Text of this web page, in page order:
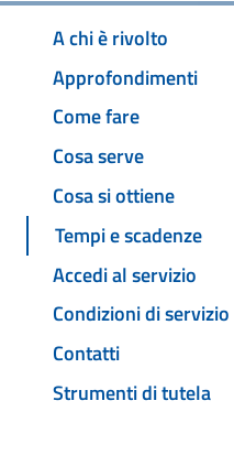
A chi è rivolto
Approfondimenti
Come fare
Cosa serve
Cosa si ottiene
Tempi e scadenze
Accedi al servizio
Condizioni di servizio
Contatti
Strumenti di tutela